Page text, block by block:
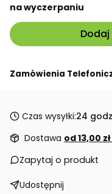
na wyczerpaniu
Zamówienia
Czas wysyłki:24
Dostawa od 13,00 zł
Zapytaj o produkt
Udostępnij